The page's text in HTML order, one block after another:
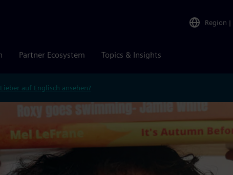
Region |
Partner Ecosystem Topics & Insights
Lieber auf Englisch ansehen?